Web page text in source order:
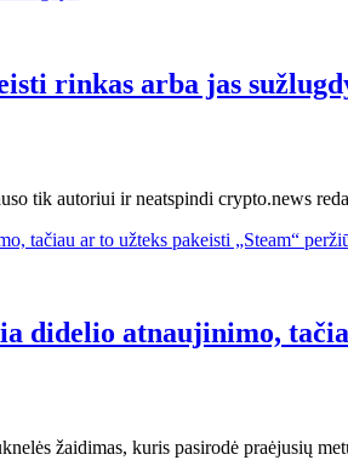
rinkas arba jas
tik autoriui ir neatspindi crypto.news
didelio atnaujinimo,
žaidimas, kuris pasirodė praėjusių